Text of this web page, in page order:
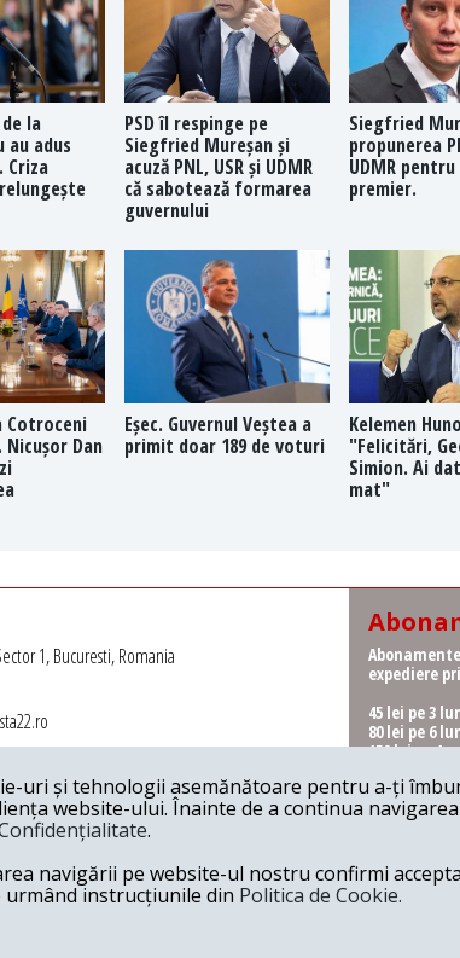
la
au adus
Criza
PSD îl respinge pe
Siegfried Mureșan și
acuză PNL, USR și UDMR
că sabotează formarea
guvernului
Siegfried
propunerea
UDMR
premier.
Cotroceni
Dan
Eșec. Guvernul Veștea a
primit doar 189 de voturi
Kelemen
"Felicitări,
Simion. Ai
mat"
1, Bucuresti, Romania
editata de
expediere
45 lei pe 3
80 lei pe 6
150 lei pe 1
ridicare de
62 lei pe 6
115 lei pe 1
uri și tehnologii asemănătoare pentru a-ți
website-ului. Înainte de a continua
.
navigării pe website-ul nostru confirmi
urmând instrucțiunile din Politica de Cookie.